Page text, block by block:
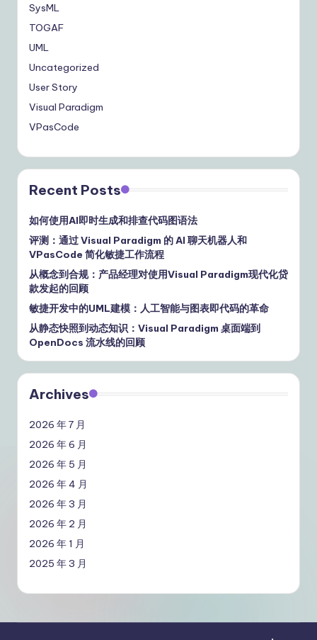
SysML
TOGAF
UML
Uncategorized
User Story
Visual Paradigm
VPasCode
Recent Posts
如何使用AI即时生成和排查代码图语法
评测：通过 Visual Paradigm 的 AI 聊天机器人和
VPasCode 简化敏捷工作流程
从概念到合规：产品经理对使用Visual Paradigm现代化贷
款发起的回顾
敏捷开发中的UML建模：人工智能与图表即代码的革命
从静态快照到动态知识：Visual Paradigm 桌面端到
OpenDocs 流水线的回顾
Archives
2026 年 7 月
2026 年 6 月
2026 年 5 月
2026 年 4 月
2026 年 3 月
2026 年 2 月
2026 年 1 月
2025 年 3 月